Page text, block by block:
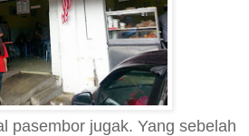
pasembor jugak. Yang sebelah